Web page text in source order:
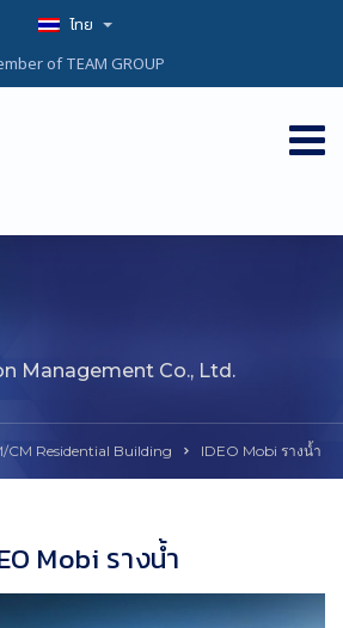
ไทย
of TEAM GROUP
Management Co., Ltd.
CM Residential Building IDEO Mobi รางน้ำ
Mobi รางน้ำ